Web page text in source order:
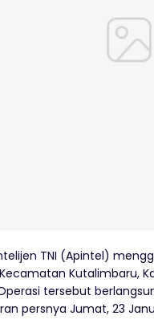
Intelijen TNI (Apintel)
Kutalimbaru,
tersebut
persnya Jumat, 23